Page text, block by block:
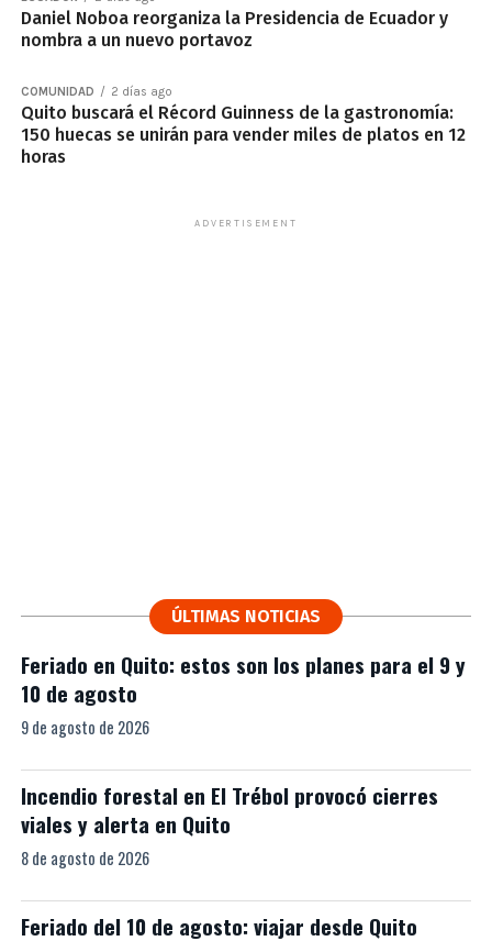
Daniel Noboa reorganiza la Presidencia de Ecuador y
nombra a un nuevo portavoz
COMUNIDAD 2 días ago
Quito buscará el Récord Guinness de la gastronomía:
150 huecas se unirán para vender miles de platos en 12
horas
ADVERTISEMENT
ÚLTIMAS NOTICIAS
Feriado en Quito: estos son los planes para el 9 y
10 de agosto
9 de agosto de 2026
Incendio forestal en El Trébol provocó cierres
viales y alerta en Quito
8 de agosto de 2026
Feriado del 10 de agosto: viajar desde Quito